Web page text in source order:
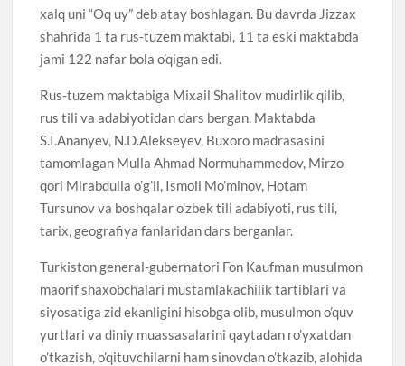
xalq uni “Oq uy” deb atay boshlagan. Bu davrda Jizzax
shahrida 1 ta rus-tuzem maktabi, 11 ta eski maktabda
jami 122 nafar bola o’qigan edi.
Rus-tuzem maktabiga Mixail Shalitov mudirlik qilib,
rus tili va adabiyotidan dars bergan. Maktabda
S.I.Ananyev, N.D.Alekseyev, Buxoro madrasasini
tamomlagan Mulla Ahmad Normuhammedov, Mirzo
qori Mirabdulla o’g’li, Ismoil Mo’minov, Hotam
Tursunov va boshqalar o’zbek tili adabiyoti, rus tili,
tarix, geografiya fanlaridan dars berganlar.
Turkiston general-gubernatori Fon Kaufman musulmon
maorif shaxobchalari mustamlakachilik tartiblari va
siyosatiga zid ekanligini hisobga olib, musulmon o’quv
yurtlari va diniy muassasalarini qaytadan ro’yxatdan
o’tkazish, o’qituvchilarni ham sinovdan o’tkazib, alohida